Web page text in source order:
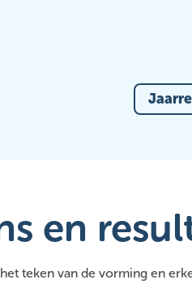
en
teken van de vorming en